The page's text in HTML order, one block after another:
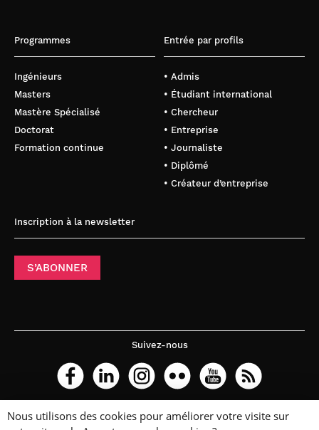
Programmes
Ingénieurs
Masters
Mastère Spécialisé
Doctorat
Formation continue
Entrée par profils
• Admis
• Étudiant international
• Chercheur
• Entreprise
• Journaliste
• Diplômé
• Créateur d’entreprise
Inscription à la newsletter
S’ABONNER
Suivez-nous
Nous utilisons des cookies pour améliorer votre visite sur